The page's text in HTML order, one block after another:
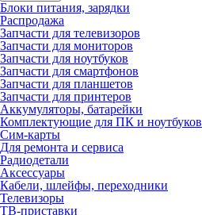
Блоки питания, зарядки
Распродажа
Запчасти для телевизоров
Запчасти для мониторов
Запчасти для ноутбуков
Запчасти для смартфонов
Запчасти для планшетов
Запчасти для принтеров
Аккумуляторы, батарейки
Комплектующие для ПК и ноутбуков
Сим-карты
Для ремонта и сервиса
Радиодетали
Аксессуары
Кабели, шлейфы, переходники
Телевизоры
ТВ-приставки